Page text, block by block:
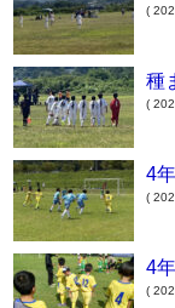
(
種
(
4
(
4
(